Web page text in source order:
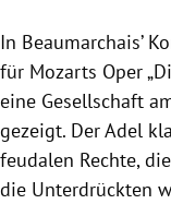
Untermenü
Untermenü
In Beaumarchais’
für Mozarts Oper
eine Gesellschaft
gezeigt. Der Adel
feudalen Rechte,
die Unterdrückten